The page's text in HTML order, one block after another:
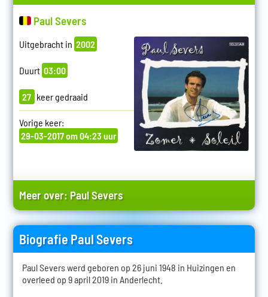
Paul Severs
Uitgebracht in 2002
Duurt 03:00
27 keer gedraaid
Vorige keer:
29-03-2017 om 04:23 uur
Meer over: Paul Severs
Biografie Paul Severs
Paul Severs werd geboren op 26 juni 1948 in Huizingen en
overleed op 9 april 2019 in Anderlecht.